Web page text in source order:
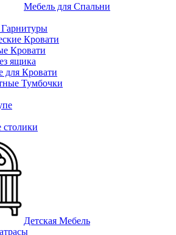
Мебель для Спальни
Кровати
Кровати
ящика
для Кровати
Тумбочки
столики
Детская Мебель